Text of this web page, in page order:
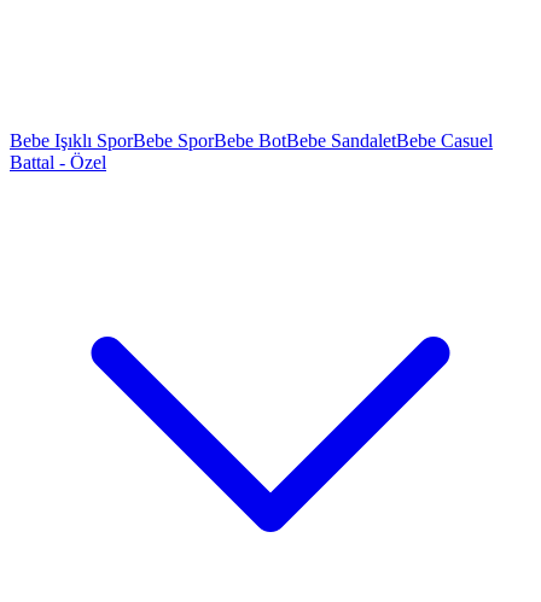
Bebe Işıklı SporBebe SporBebe BotBebe SandaletBebe Casuel
Battal - Özel